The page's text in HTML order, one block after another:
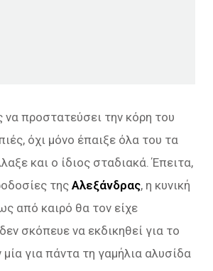
προστατεύσει την κόρη του
όχι μόνο έπαιξε όλα του τα
και ο ίδιος σταδιακά. Έπειτα,
της Αλεξάνδρας, η κυνική
από καιρό θα τον είχε
σκόπευε να εκδικηθεί για το
μία για πάντα τη γαμήλια αλυσίδα